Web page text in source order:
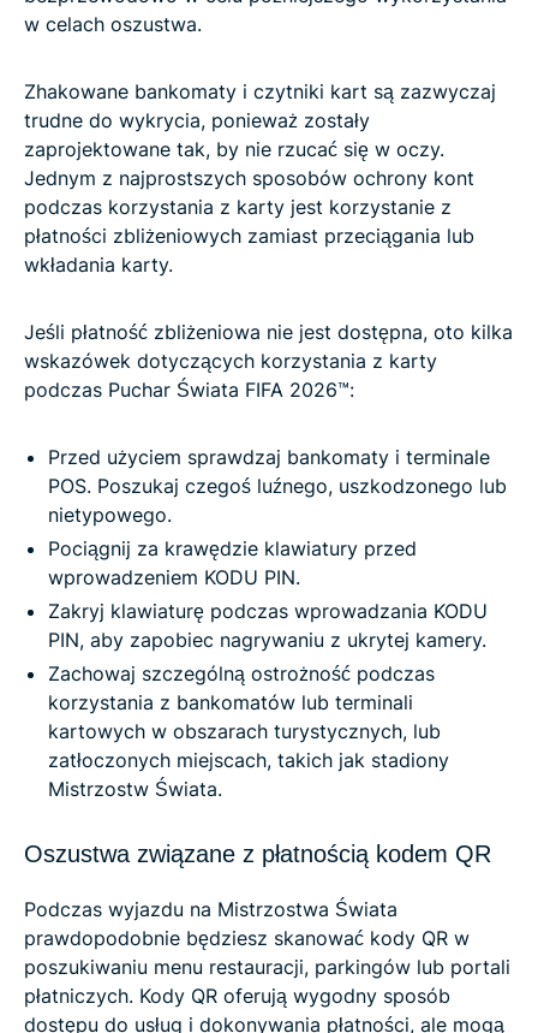
w celach oszustwa.
Zhakowane bankomaty i czytniki kart są zazwyczaj
trudne do wykrycia, ponieważ zostały
zaprojektowane tak, by nie rzucać się w oczy.
Jednym z najprostszych sposobów ochrony kont
podczas korzystania z karty jest korzystanie z
płatności zbliżeniowych zamiast przeciągania lub
wkładania karty.
Jeśli płatność zbliżeniowa nie jest dostępna, oto kilka
wskazówek dotyczących korzystania z karty
podczas Puchar Świata FIFA 2026™:
Przed użyciem sprawdzaj bankomaty i terminale
POS. Poszukaj czegoś luźnego, uszkodzonego lub
nietypowego.
Pociągnij za krawędzie klawiatury przed
wprowadzeniem KODU PIN.
Zakryj klawiaturę podczas wprowadzania KODU
PIN, aby zapobiec nagrywaniu z ukrytej kamery.
Zachowaj szczególną ostrożność podczas
korzystania z bankomatów lub terminali
kartowych w obszarach turystycznych, lub
zatłoczonych miejscach, takich jak stadiony
Mistrzostw Świata.
Oszustwa związane z płatnością kodem QR
Podczas wyjazdu na Mistrzostwa Świata
prawdopodobnie będziesz skanować kody QR w
poszukiwaniu menu restauracji, parkingów lub portali
płatniczych. Kody QR oferują wygodny sposób
dostępu do usług i dokonywania płatności, ale mogą